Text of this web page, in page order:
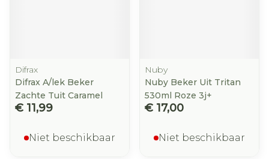
Difrax
Difrax A/lek Beker
Zachte Tuit Caramel
€ 11,99
Niet beschikbaar
Nuby
Nuby Beker Uit Tritan
530ml Roze 3j+
€ 17,00
Niet beschikbaar